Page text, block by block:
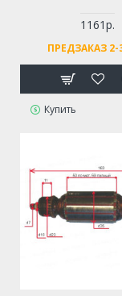
1161р.
ПРЕДЗАКАЗ 2-
Купить